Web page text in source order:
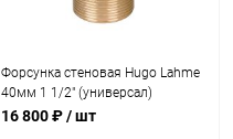
Форсунка стеновая Hugo Lahme
40мм 1 1/2" (универсал)
(морская вода) (3100421)
16 800 ₽/ шт